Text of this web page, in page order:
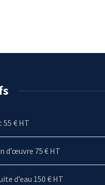
€ HT
d’œuvre 75 € HT
d’eau 150 € HT